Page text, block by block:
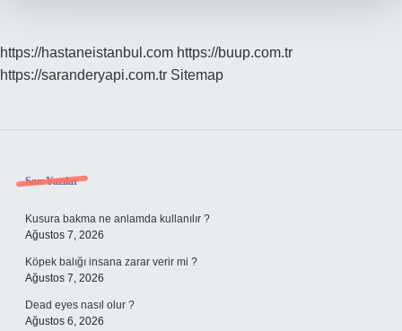
https://hastaneistanbul.com https://buup.com.tr
https://saranderyapi.com.tr Sitemap
Sidebar
Son Yazılar
Kusura bakma ne anlamda kullanılır ?
Ağustos 7, 2026
Köpek balığı insana zarar verir mi ?
Ağustos 7, 2026
Dead eyes nasıl olur ?
Ağustos 6, 2026